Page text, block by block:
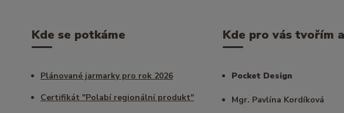
Kde se potkáme
Plánované jarmarky pro rok 2026
Certifikát "Polabí regionální produkt"
Kde pro vás tvořím
Pocket Design
Mgr. Pavlína Kordíková